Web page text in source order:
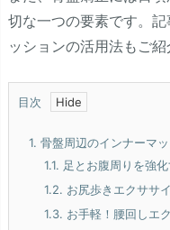
切な一つの要素です。
ッションの活用法もご紹
目次
1. 骨盤周辺のインナーマ
1.1. 足とお腹周りを強
1.2. お尻歩きエクササ
1.3. お手軽！腰回しエ